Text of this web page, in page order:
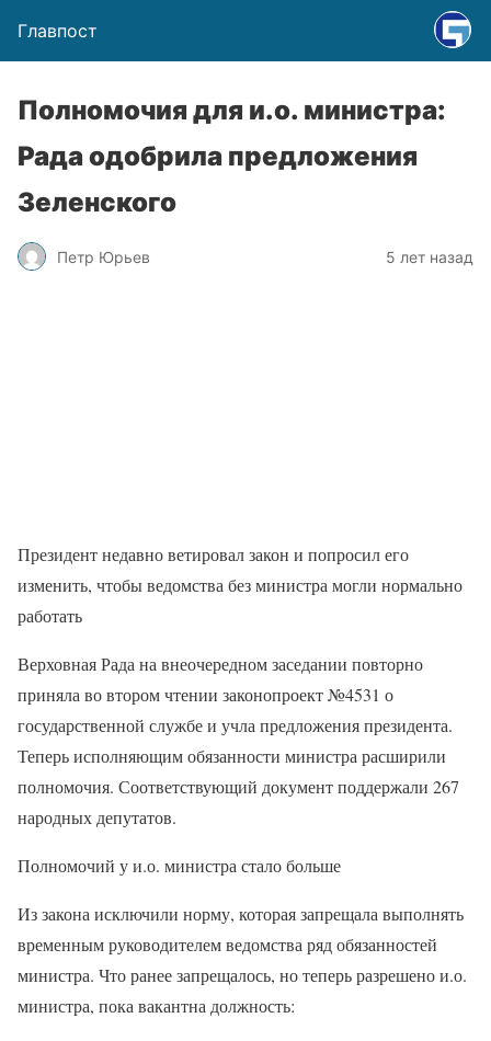
Главпост
Полномочия для и.о. министра:
Рада одобрила предложения
Зеленского
Петр Юрьев 5 лет назад
Президент недавно ветировал закон и попросил его
изменить, чтобы ведомства без министра могли нормально
работать
Верховная Рада на внеочередном заседании повторно
приняла во втором чтении законопроект №4531 о
государственной службе и учла предложения президента.
Теперь исполняющим обязанности министра расширили
полномочия. Соответствующий документ поддержали 267
народных депутатов.
Полномочий у и.о. министра стало больше
Из закона исключили норму, которая запрещала выполнять
временным руководителем ведомства ряд обязанностей
министра. Что ранее запрещалось, но теперь разрешено и.о.
министра, пока вакантна должность: